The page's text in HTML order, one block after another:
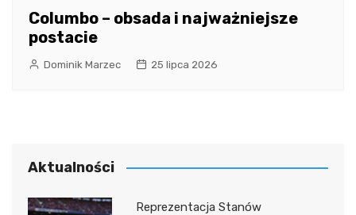
Columbo – obsada i najważniejsze
postacie
Dominik Marzec 25 lipca 2026
Aktualności
Reprezentacja Stanów